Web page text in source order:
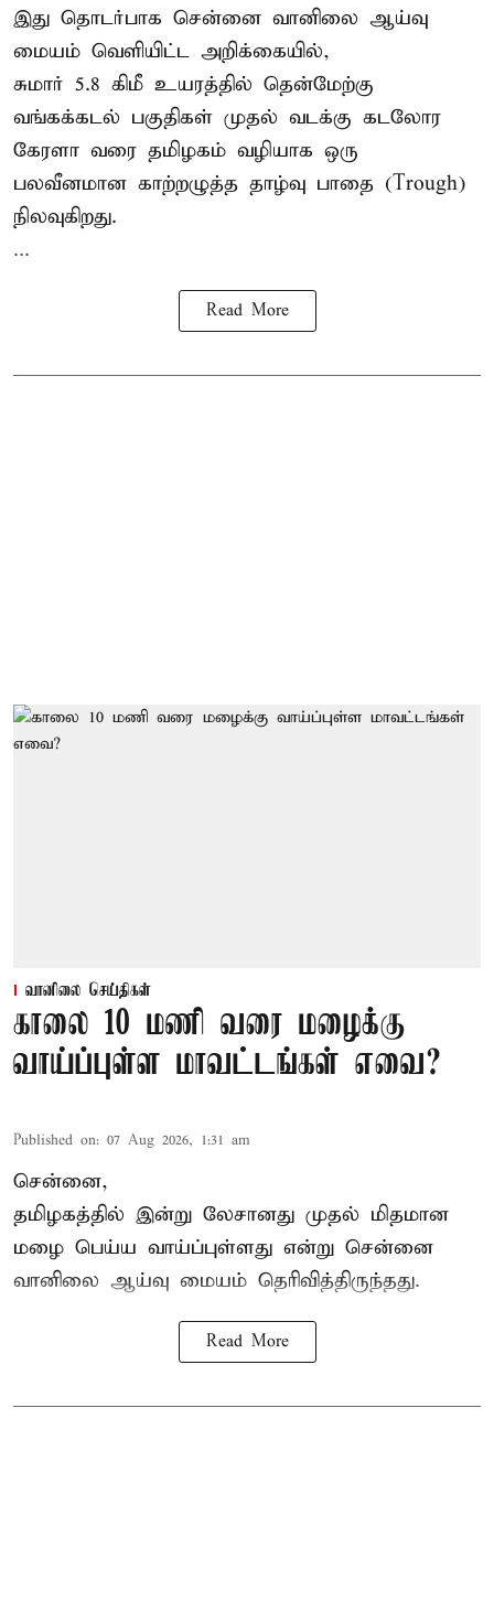
இது தொடர்பாக சென்னை வானிலை ஆய்வு
மையம் வெளியிட்ட அறிக்கையில்,
சுமார் 5.8 கிமீ உயரத்தில் தென்மேற்கு
வங்கக்கடல் பகுதிகள் முதல் வடக்கு கடலோர
கேரளா வரை தமிழகம் வழியாக ஒரு
பலவீனமான காற்றழுத்த தாழ்வு பாதை (Trough)
நிலவுகிறது.
...
Read More
வானிலை செய்திகள்
காலை 10 மணி வரை மழைக்கு
வாய்ப்புள்ள மாவட்டங்கள் எவை?
Published on: 07 Aug 2026, 1:31 am
சென்னை,
தமிழகத்தில் இன்று லேசானது முதல் மிதமான
மழை பெய்ய வாய்ப்புள்ளது என்று சென்னை
வானிலை ஆய்வு மையம் தெரிவித்திருந்தது.
Read More